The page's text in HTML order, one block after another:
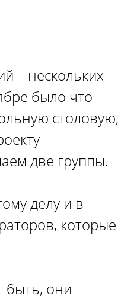
– нескольких
было что
столовую,
две группы.
делу и в
которые
быть, они